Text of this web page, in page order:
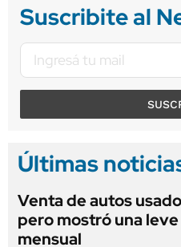
Suscribite al
Últimas
Venta de autos
pero mostró una
mensual